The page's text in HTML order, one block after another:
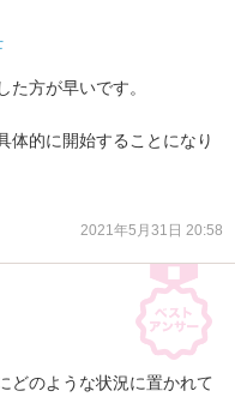
方が早いです。
体的に開始することになり
2021年5月31日 20:58
どのような状況に置かれて